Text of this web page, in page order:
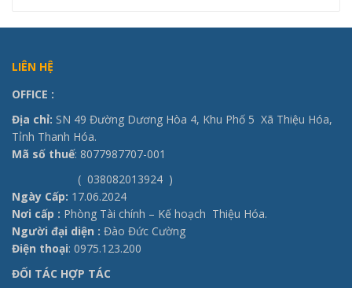
LIÊN HỆ
OFFICE :
Địa chỉ: SN 49 Đường Dương Hòa 4, Khu Phố 5 Xã Thiệu Hóa,
Tỉnh Thanh Hóa.
Mã số thuế: 8077987707-001
( 038082013924 )
Ngày Cấp: 17.06.2024
Nơi cấp : Phòng Tài chính – Kế hoạch Thiệu Hóa.
Người đại diện : Đào Đức Cường
Điện thoại: 0975.123.200
ĐỐI TÁC HỢP TÁC